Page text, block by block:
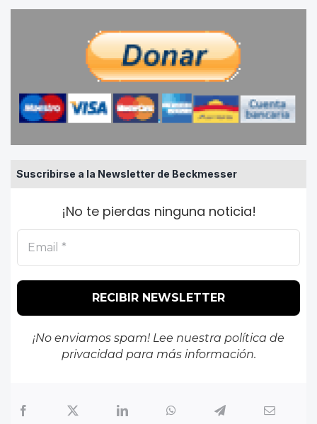
Suscribirse a la Newsletter de Beckmesser
¡No te pierdas ninguna noticia!
¡No enviamos spam! Lee nuestra política de
privacidadpara más información.